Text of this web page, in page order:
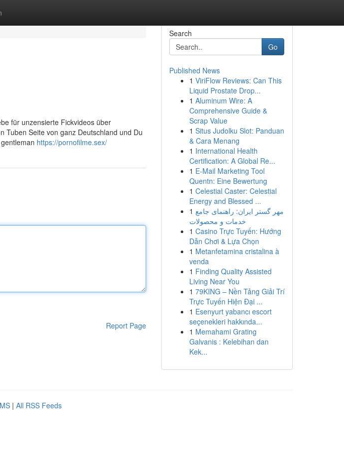
für unzensierte Fickvideos über
Tuben Seite von ganz Deutschland und Du
https://pornofilme.sex/
Report Page
Search
Go
Published News
1 ViriFlow Reviews: Can This
Liquid Prostate Drop...
1 Aluminum Wire: A
Comprehensive Guide &
Scrap Value
1 Situs Judolku Slot: Panduan
& Cara Menang
1 International Health
Certification: A Global Re...
1 E-Mail Marketing Tool
Quentn: Eine Bewertung
1 Celestial Caster: Celestial
Energy and Blessed ...
1 مهر گستر ایران: راهنمای جامع
خدمات و محصولات
1 Casino Trực Tuyến: Hướng
Dẫn Chơi & Lựa Chọn
1 Metanfetamina cristalina à
venda
1 Finding Quality Assisted
Living Near You
1 79KING – Nền Tảng Giải Trí
Trực Tuyến Hiện Đại ...
1 Esenyurt yabancı escort
seçenekleri hakkında...
1 Memahami Grating
Galvanis : Kelebihan dan
Kek...
| All RSS Feeds